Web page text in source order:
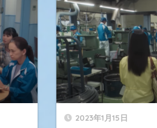
2023年1月15日